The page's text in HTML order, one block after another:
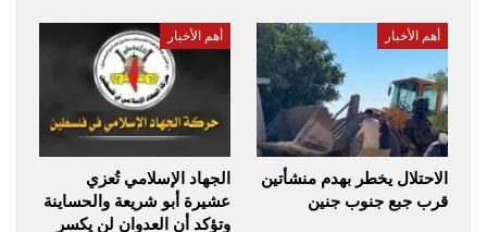
أهم الأخبار
الاحتلال يخطر بهدم منشأتين
قرب جبع جنوب جنين
أهم الأخبار
الجهاد الإسلامي تُعزي
عشيرة أبو شريعة والحساينة
وتؤكد أن العدوان لن يكسر